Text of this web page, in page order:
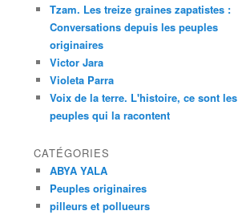
Tzam. Les treize graines zapatistes :
Conversations depuis les peuples
originaires
Victor Jara
Violeta Parra
Voix de la terre. L'histoire, ce sont les
peuples qui la racontent
CATÉGORIES
ABYA YALA
Peuples originaires
pilleurs et pollueurs